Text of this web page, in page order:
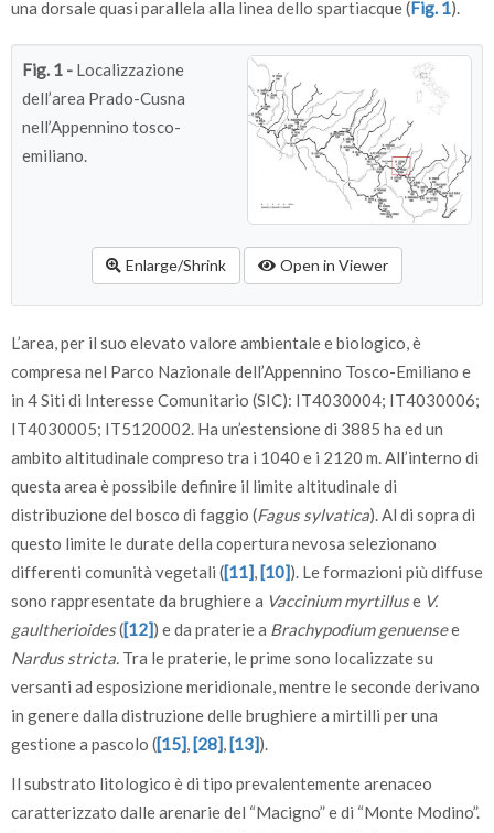
una dorsale quasi parallela alla linea dello spartiacque (Fig. 1).
Fig. 1 - Localizzazione
dell’area Prado-Cusna
nell’Appennino tosco-
emiliano.
Enlarge/Shrink Open in Viewer
L’area, per il suo elevato valore ambientale e biologico, è
compresa nel Parco Nazionale dell’Appennino Tosco-Emiliano e
in 4 Siti di Interesse Comunitario (SIC): IT4030004; IT4030006;
IT4030005; IT5120002. Ha un’estensione di 3885 ha ed un
ambito altitudinale compreso tra i 1040 e i 2120 m. All’interno di
questa area è possibile definire il limite altitudinale di
distribuzione del bosco di faggio (Fagus sylvatica). Al di sopra di
questo limite le durate della copertura nevosa selezionano
differenti comunità vegetali ([11],[10]). Le formazioni più diffuse
sono rappresentate da brughiere a Vaccinium myrtilluse V.
gaultherioides([12]) e da praterie a Brachypodium genuensee
Nardus stricta. Tra le praterie, le prime sono localizzate su
versanti ad esposizione meridionale, mentre le seconde derivano
in genere dalla distruzione delle brughiere a mirtilli per una
gestione a pascolo ([15],[28],[13]).
Il substrato litologico è di tipo prevalentemente arenaceo
caratterizzato dalle arenarie del “Macigno” e di “Monte Modino”.